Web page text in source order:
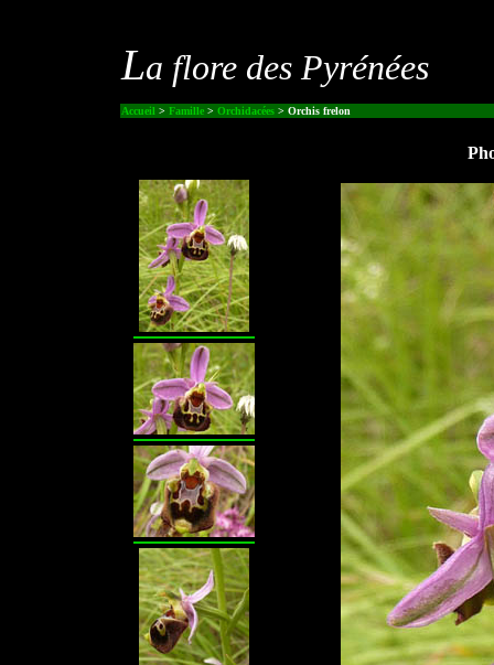
La flore des Pyrénées
Accueil > Famille> Orchidacées> Orchis frelon